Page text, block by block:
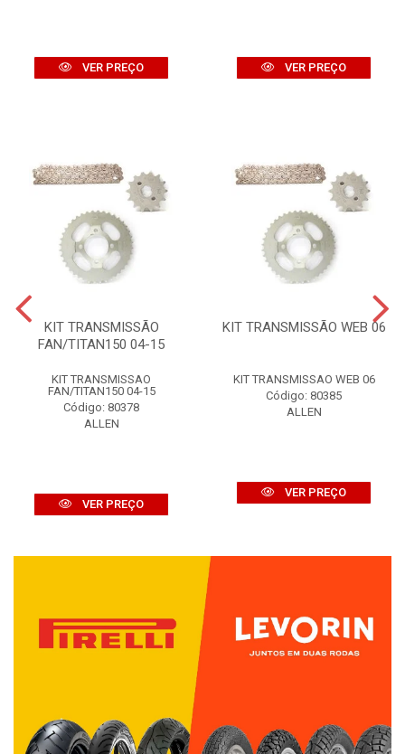
VER PREÇO VER PREÇO
KIT TRANSMISSÃO
FAN/TITAN150 04-15
KIT TRANSMISSAO
FAN/TITAN150 04-15
Código: 80378
ALLEN
VER PREÇO
KIT TRANSMISSÃO WEB 06
KIT TRANSMISSAO WEB 06
Código: 80385
ALLEN
VER PREÇO